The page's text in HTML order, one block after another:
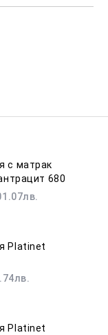
с матрак
680
Platinet
Platinet